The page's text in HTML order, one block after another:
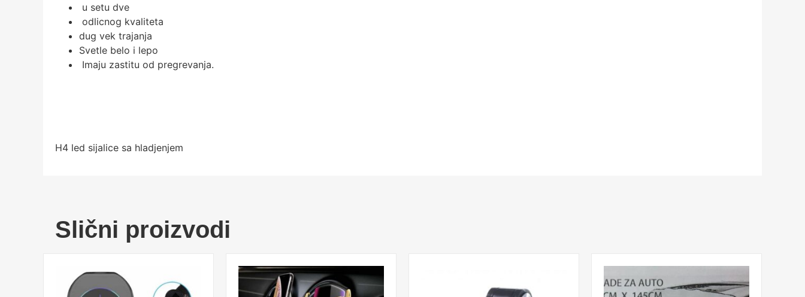
u setu dve
odlicnog kvaliteta
dug vek trajanja
Svetle belo i lepo
Imaju zastitu od pregrevanja.
H4 led sijalice sa hladjenjem
Slični proizvodi